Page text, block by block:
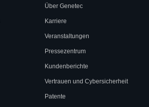
Über Genetec
Karriere
Veranstaltungen
Pressezentrum
Kundenberichte
Vertrauen und Cybersicherheit
Patente